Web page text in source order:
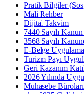
Pratik Bilgiler
Mali Rehber
Dijital Takvim
7440 Sayılı
3568 Sayılı
E-Belge
Turizm Payı
Geri Kazanım
2026 Yılında
Muhasebe